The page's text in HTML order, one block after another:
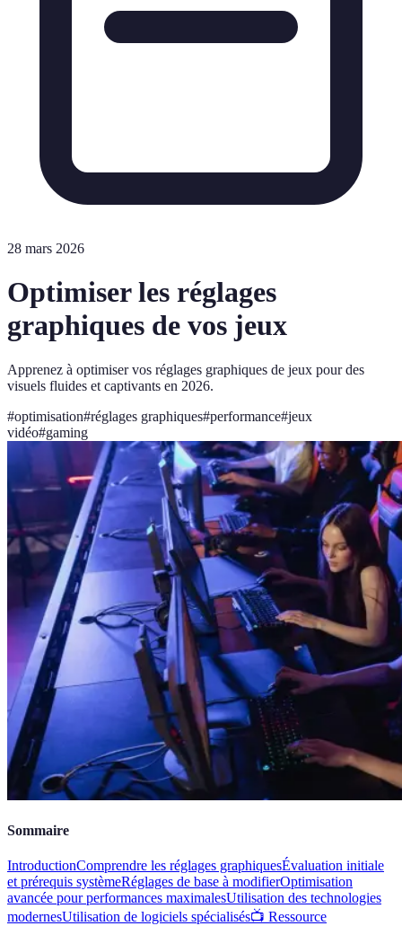
28 mars 2026
Optimiser les réglages
graphiques de vos jeux
Apprenez à optimiser vos réglages graphiques de jeux pour des
visuels fluides et captivants en 2026.
#optimisation#réglages graphiques#performance#jeux
vidéo#gaming
Sommaire
IntroductionComprendre les réglages graphiquesÉvaluation initiale
et prérequis systèmeRéglages de base à modifierOptimisation
avancée pour performances maximalesUtilisation des technologies
modernesUtilisation de logiciels spécialisés📺 Ressource